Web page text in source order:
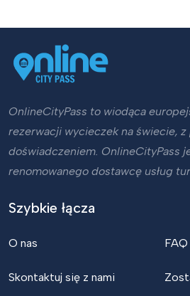
OnlineCityPass to wiodąca
rezerwacji wycieczek na świecie,
doświadczeniem. OnlineCityPass
renomowanego dostawcę usług
Szybkie łącza
O nas
Skontaktuj się z nami
FAQ